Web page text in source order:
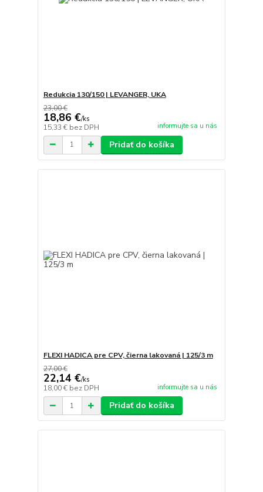
Redukcia 130/150 | LEVANGER, UKA
23,00 €
18,86 €/ks
15,33 € bez DPH informujte sa u nás
Pridať do košíka
FLEXI HADICA pre CPV, čierna lakovaná | 125/3 m
27,00 €
22,14 €/ks
18,00 € bez DPH informujte sa u nás
Pridať do košíka